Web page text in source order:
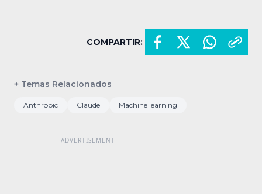
COMPARTIR:
+ Temas Relacionados
Anthropic Claude Machine learning